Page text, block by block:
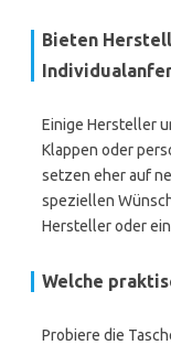
Bieten
Einige Hersteller
Klappen oder
setzen eher auf
speziellen
Hersteller oder
Welche
Probiere die